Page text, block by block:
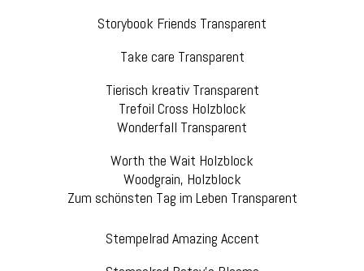
Storybook Friends Transparent
Take care Transparent
Tierisch kreativ Transparent
Trefoil Cross Holzblock
Wonderfall Transparent
Worth the Wait Holzblock
Woodgrain, Holzblock
Zum schönsten Tag im Leben Transparent
Stempelrad Amazing Accent